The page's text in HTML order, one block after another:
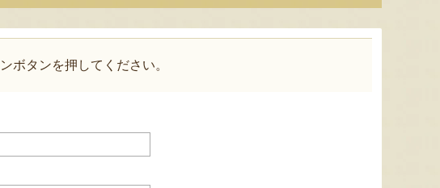
ボタンを押してください。